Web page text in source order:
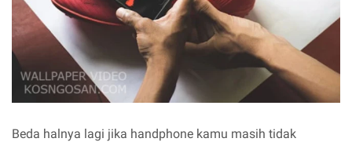
Beda halnya lagi jika handphone kamu masih tidak